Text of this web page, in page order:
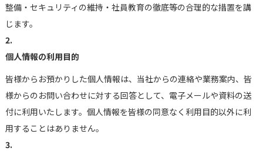
整備・セキュリティの維持・社員教育の徹底等の合理的な措置を講
じます。
2.
個人情報の利用目的
皆様からお預かりした個人情報は、当社からの連絡や業務案内、皆
様からのお問い合わせに対する回答として、電子メールや資料の送
付に利用いたします。個人情報を皆様の同意なく利用目的以外に利
用することはありません。
3.